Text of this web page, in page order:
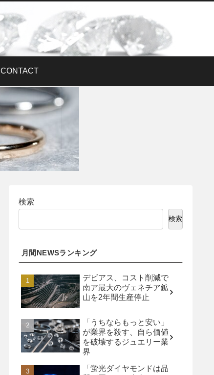
CONTACT
検索
検索
月間NEWSランキング
デビアス、コスト削減で
南ア最大のヴェネチア鉱
山を2年間生産停止
「うちならもっと安い」
が業界を殺す、自ら価値
を破壊するジュエリー業
界
「蛍光ダイヤモンドは品